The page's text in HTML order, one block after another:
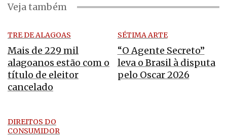
Veja também
TRE DE ALAGOAS
Mais de 229 mil
alagoanos estão com o
título de eleitor
cancelado
SÉTIMA ARTE
“O Agente Secreto”
leva o Brasil à disputa
pelo Oscar 2026
DIREITOS DO
CONSUMIDOR